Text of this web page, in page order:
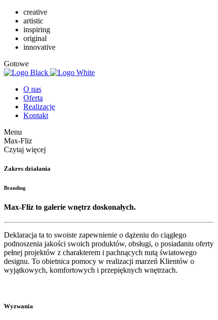
creative
artistic
inspiring
original
innovative
Gotowe
O nas
Oferta
Realizacje
Kontakt
Menu
Max-Fliz
Czytaj więcej
Zakres działania
Branding
Max-Fliz to galerie wnętrz doskonałych.
Deklaracja ta to swoiste zapewnienie o dążeniu do ciągłego
podnoszenia jakości swoich produktów, obsługi, o posiadaniu oferty
pełnej projektów z charakterem i pachnących nutą światowego
designu. To obietnica pomocy w realizacji marzeń Klientów o
wyjątkowych, komfortowych i przepięknych wnętrzach.
Wyzwania